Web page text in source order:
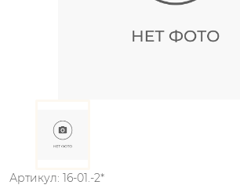
Артикул: 16-01.-2*